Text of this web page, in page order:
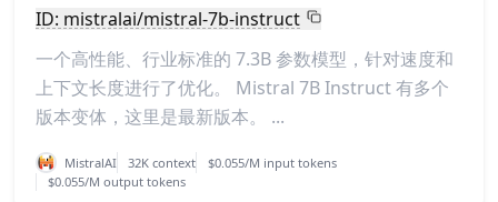
ID: mistralai/mistral-7b-instruct
一个高性能、行业标准的 7.3B 参数模型，针对速度和
上下文长度进行了优化。 Mistral 7B Instruct 有多个
版本变体，这里是最新版本。 ...
MistralAI 32K context
$0.055/M input tokens
$0.055/M output tokens